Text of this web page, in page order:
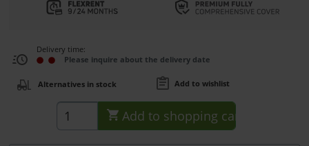
Delivery time:
Please inquire about the delivery date
Alternatives in stock Add to wishlist
Add to shopping cart